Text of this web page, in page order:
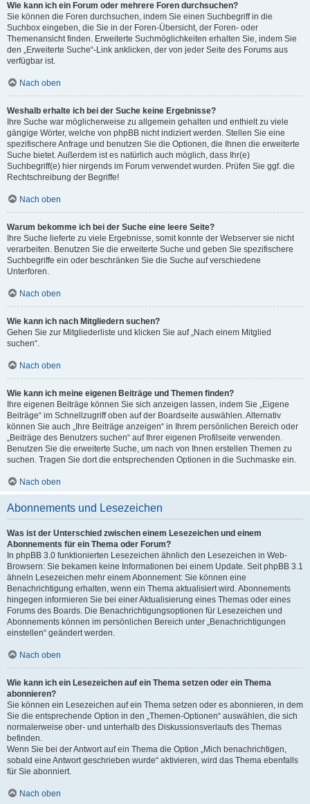
Wie kann ich ein Forum oder mehrere Foren durchsuchen?
Sie können die Foren durchsuchen, indem Sie einen Suchbegriff in die
Suchbox eingeben, die Sie in der Foren-Übersicht, der Foren- oder
Themenansicht finden. Erweiterte Suchmöglichkeiten erhalten Sie, indem Sie
den „Erweiterte Suche“-Link anklicken, der von jeder Seite des Forums aus
verfügbar ist.
Nach oben
Weshalb erhalte ich bei der Suche keine Ergebnisse?
Ihre Suche war möglicherweise zu allgemein gehalten und enthielt zu viele
gängige Wörter, welche von phpBB nicht indiziert werden. Stellen Sie eine
spezifischere Anfrage und benutzen Sie die Optionen, die Ihnen die erweiterte
Suche bietet. Außerdem ist es natürlich auch möglich, dass Ihr(e)
Suchbegriff(e) hier nirgends im Forum verwendet wurden. Prüfen Sie ggf. die
Rechtschreibung der Begriffe!
Nach oben
Warum bekomme ich bei der Suche eine leere Seite?
Ihre Suche lieferte zu viele Ergebnisse, somit konnte der Webserver sie nicht
verarbeiten. Benutzen Sie die erweiterte Suche und geben Sie spezifischere
Suchbegriffe ein oder beschränken Sie die Suche auf verschiedene
Unterforen.
Nach oben
Wie kann ich nach Mitgliedern suchen?
Gehen Sie zur Mitgliederliste und klicken Sie auf „Nach einem Mitglied
suchen“.
Nach oben
Wie kann ich meine eigenen Beiträge und Themen finden?
Ihre eigenen Beiträge können Sie sich anzeigen lassen, indem Sie „Eigene
Beiträge“ im Schnellzugriff oben auf der Boardseite auswählen. Alternativ
können Sie auch „Ihre Beiträge anzeigen“ in Ihrem persönlichen Bereich oder
„Beiträge des Benutzers suchen“ auf Ihrer eigenen Profilseite verwenden.
Benutzen Sie die erweiterte Suche, um nach von Ihnen erstellen Themen zu
suchen. Tragen Sie dort die entsprechenden Optionen in die Suchmaske ein.
Nach oben
Abonnements und Lesezeichen
Was ist der Unterschied zwischen einem Lesezeichen und einem
Abonnements für ein Thema oder Forum?
In phpBB 3.0 funktionierten Lesezeichen ähnlich den Lesezeichen in Web-
Browsern: Sie bekamen keine Informationen bei einem Update. Seit phpBB 3.1
ähneln Lesezeichen mehr einem Abonnement: Sie können eine
Benachrichtigung erhalten, wenn ein Thema aktualisiert wird. Abonnements
hingegen informieren Sie bei einer Aktualisierung eines Themas oder eines
Forums des Boards. Die Benachrichtigungsoptionen für Lesezeichen und
Abonnements können im persönlichen Bereich unter „Benachrichtigungen
einstellen“ geändert werden.
Nach oben
Wie kann ich ein Lesezeichen auf ein Thema setzen oder ein Thema
abonnieren?
Sie können ein Lesezeichen auf ein Thema setzen oder es abonnieren, in dem
Sie die entsprechende Option in den „Themen-Optionen“ auswählen, die sich
normalerweise ober- und unterhalb des Diskussionsverlaufs des Themas
befinden.
Wenn Sie bei der Antwort auf ein Thema die Option „Mich benachrichtigen,
sobald eine Antwort geschrieben wurde“ aktivieren, wird das Thema ebenfalls
für Sie abonniert.
Nach oben